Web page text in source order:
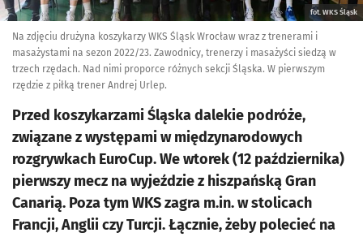
fot. WKS Śląsk
Na zdjęciu drużyna koszykarzy WKS Śląsk Wrocław wraz z trenerami i
masażystami na sezon 2022/23. Zawodnicy, trenerzy i masażyści siedzą w
trzech rzędach. Nad nimi proporce różnych sekcji Śląska. W pierwszym
rzędzie z piłką trener Andrej Urlep.
Przed koszykarzami Śląska dalekie podróże,
związane z występami w międzynarodowych
rozgrywkach EuroCup. We wtorek (12 października)
pierwszy mecz na wyjeździe z hiszpańską Gran
Canarią. Poza tym WKS zagra m.in. w stolicach
Francji, Anglii czy Turcji. Łącznie, żeby polecieć na